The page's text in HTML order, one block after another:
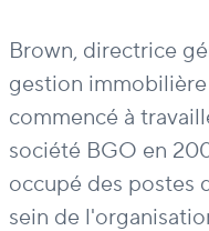
Brown, directrice
gestion
commencé à
société BGO en
occupé des postes
sein de